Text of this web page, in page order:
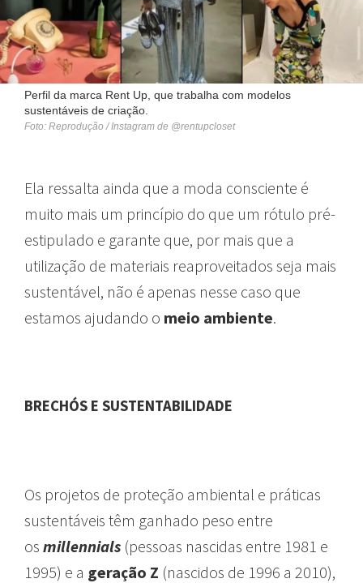
Perfil da marca Rent Up, que trabalha com modelos
sustentáveis de criação.
Foto: Reprodução / Instagram de @rentupcloset
Ela ressalta ainda que a moda consciente é
muito mais um princípio do que um rótulo pré-
estipulado e garante que, por mais que a
utilização de materiais reaproveitados seja mais
sustentável, não é apenas nesse caso que
estamos ajudando o meio ambiente.
BRECHÓS E SUSTENTABILIDADE
Os projetos de proteção ambiental e práticas
sustentáveis têm ganhado peso entre
os millennials (pessoas nascidas entre 1981 e
1995) e a geração Z (nascidos de 1996 a 2010),